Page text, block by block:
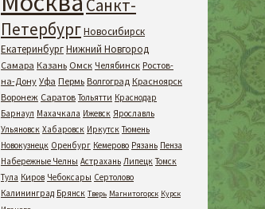
Санкт-
ПетербургНовосибирск
ЕкатеринбургНижний Новгород
Самара Казань Омск Челябинск Ростов-
на-Дону Уфа Пермь Волгоград Красноярск
Воронеж Саратов Тольятти Краснодар
Барнаул Махачкала Ижевск Ярославль
Ульяновск Хабаровск Иркутск Тюмень
Новокузнецк Оренбург Кемерово Рязань Пенза
Набережные Челны Астрахань Липецк Томск
Тула Киров Чебоксары Сертолово
Калининград Брянск Тверь Магнитогорск Курск